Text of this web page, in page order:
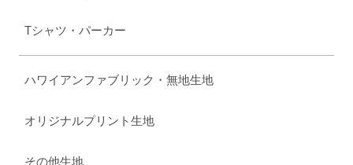
Tシャツ・パーカー
ハワイアンファブリック・無地生地
オリジナルプリント生地
その他生地